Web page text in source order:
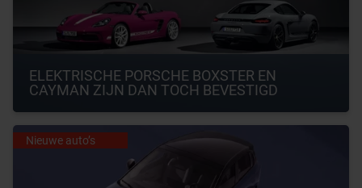
ELEKTRISCHE PORSCHE BOXSTER EN
CAYMAN ZIJN DAN TOCH BEVESTIGD
Nieuwe auto’s